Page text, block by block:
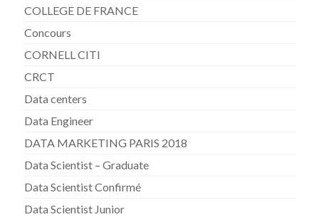
COLLEGE DE FRANCE
Concours
CORNELL CITI
CRCT
Data centers
Data Engineer
DATA MARKETING PARIS 2018
Data Scientist – Graduate
Data Scientist Confirmé
Data Scientist Junior